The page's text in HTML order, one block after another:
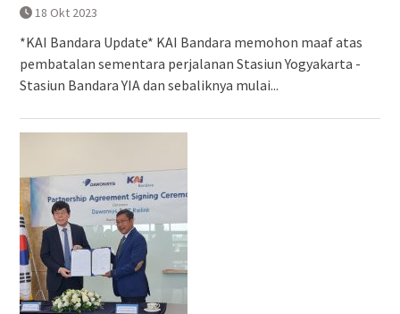
18 Okt 2023
*KAI Bandara Update* KAI Bandara memohon maaf atas
pembatalan sementara perjalanan Stasiun Yogyakarta -
Stasiun Bandara YIA dan sebaliknya mulai...